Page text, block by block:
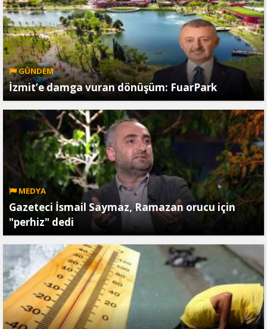
GÜNDEM
İzmit’e damga vuran dönüşüm: FuarPark
MEDYA
Gazeteci İsmail Saymaz, Ramazan orucu için
"perhiz" dedi